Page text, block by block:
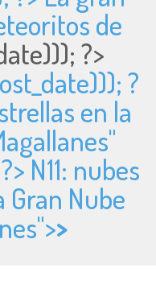
de
?>
?
en la
N11: nubes
Gran Nube
>